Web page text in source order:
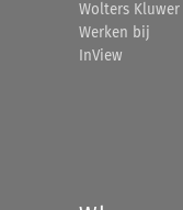
Wolters
Werken bij
InView